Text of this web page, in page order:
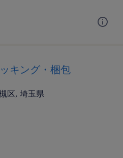
キング・梱包
区, 埼玉県